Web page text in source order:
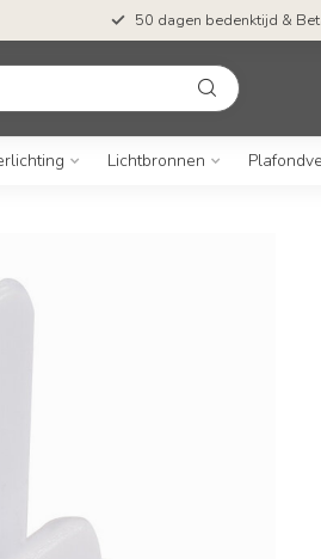
50 dagen bedenktijd &
Lichtbronnen